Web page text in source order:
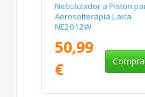
Nebulizador a Pistón
Aerosolterapia Laica
NE2012W
50,99
€